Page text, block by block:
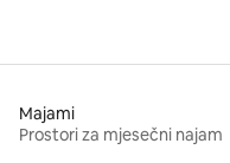
Majami
Prostori za mjesečni najam